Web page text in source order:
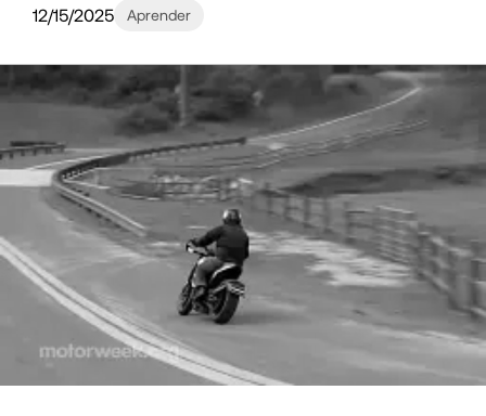
12/15/2025 Aprender